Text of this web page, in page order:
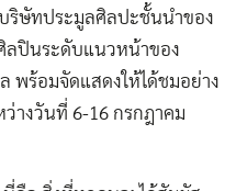
บริษัทประมูลศิลปะชั้นนำของ
ลปินระดับแนวหน้าของ
พร้อมจัดแสดงให้ได้ชมอย่าง
ว่างวันที่ 6-16 กรกฎาคม